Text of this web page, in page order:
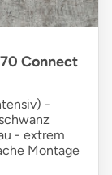
Connect
-
- extrem
Montage